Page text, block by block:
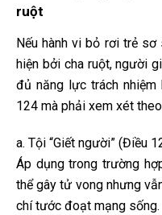
ruột
Nếu hành vi bỏ rơi trẻ
hiện bởi cha ruột, người
đủ năng lực trách
124 mà phải xem xét
a. Tội “Giết người” (Điều
Áp dụng trong trường
thể gây tử vong nhưng
chí tước đoạt mạng sống.